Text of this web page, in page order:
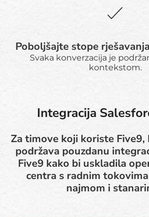
Poboljšajte stope
Svaka konverzacija je
kontekstom.
Integracija
Za timove koji koriste Five9,
podržava pouzdanu
Five9 kako bi uskladila
centra s radnim
najmom i